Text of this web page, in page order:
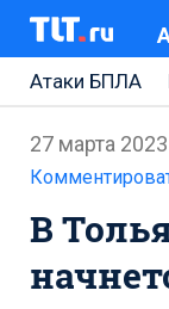
Атаки БПЛА
Ремонт
Ремонт
Набережная
27 марта
В